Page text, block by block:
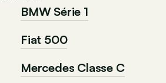
BMW Série 1
Fiat 500
Mercedes Classe C